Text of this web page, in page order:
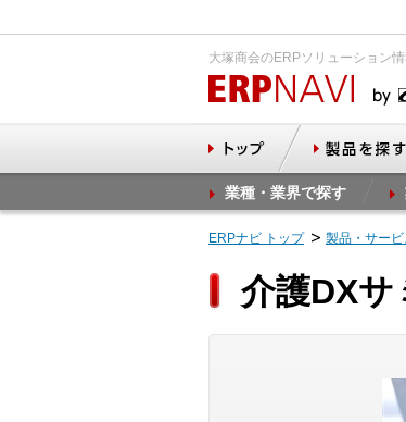
大塚商会のERPソリューション
業種・業界で探す
ERPナビ トップ 製品・サー
介護DX